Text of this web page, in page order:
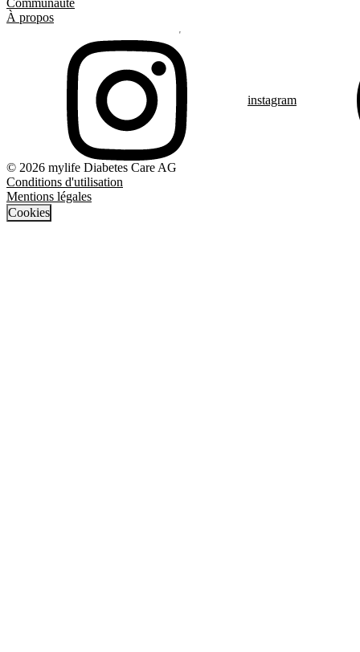
Communauté
À propos
instagram
© 2026 mylife Diabetes Care AG
Conditions d'utilisation
Mentions légales
Cookies